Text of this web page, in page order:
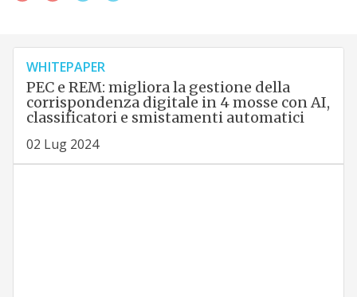
WHITEPAPER
PEC e REM: migliora la gestione della
corrispondenza digitale in 4 mosse con AI,
classificatori e smistamenti automatici
02 Lug 2024